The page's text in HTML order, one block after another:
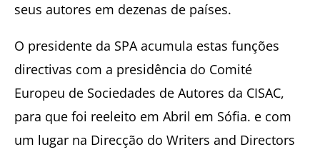
seus autores em dezenas de países.
O presidente da SPA acumula estas funções
directivas com a presidência do Comité
Europeu de Sociedades de Autores da CISAC,
para que foi reeleito em Abril em Sófia. e com
um lugar na Direcção do Writers and Directors